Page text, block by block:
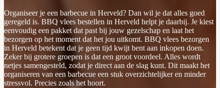
Organiseer je een barbecue in Herveld? Dan wil je dat alles goed
geregeld is. BBQ vlees bestellen in Herveld helpt je daarbij. Je kiest
eenvoudig een pakket dat past bij jouw gezelschap en laat het
bezorgen op het moment dat het jou uitkomt. BBQ vlees bezorgen
in Herveld betekent dat je geen tijd kwijt bent aan inkopen doen.
Zeker bij grotere groepen is dat een groot voordeel. Alles wordt
netjes samengesteld, zodat je direct aan de slag kunt. Dit maakt het
organiseren van een barbecue een stuk overzichtelijker en minder
stressvol. Precies zoals het hoort.